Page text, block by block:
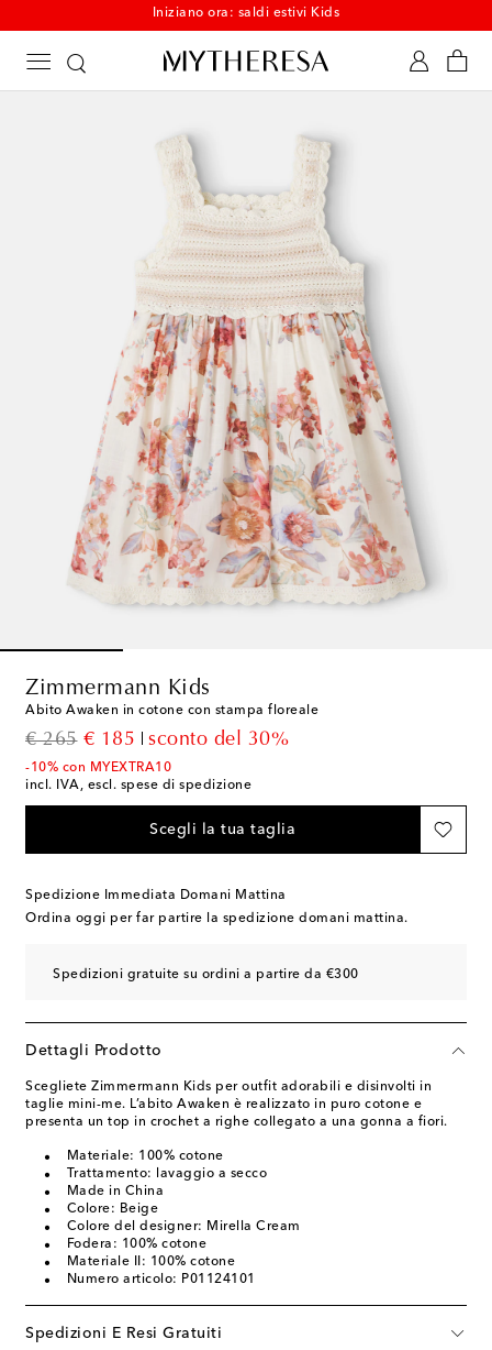
Iniziano ora: saldi estivi Kids
Zimmermann Kids
Abito Awaken in cotone con stampa floreale
€ 265
original price
€ 185
discount pricesconto del 30%
-10% con MYEXTRA10
incl. IVA, escl. spese di spedizione
Scegli la tua taglia
Spedizione Immediata Domani Mattina
Ordina oggi per far partire la spedizione domani mattina.
Spedizioni gratuite su ordini a partire da €300
Dettagli Prodotto
Scegliete Zimmermann Kids per outfit adorabili e disinvolti in
taglie mini-me. L’abito Awaken è realizzato in puro cotone e
presenta un top in crochet a righe collegato a una gonna a fiori.
Materiale: 100% cotone
Trattamento: lavaggio a secco
Made in China
Colore: Beige
Colore del designer: Mirella Cream
Fodera: 100% cotone
Materiale II: 100% cotone
Numero articolo: P01124101
Spedizioni E Resi Gratuiti